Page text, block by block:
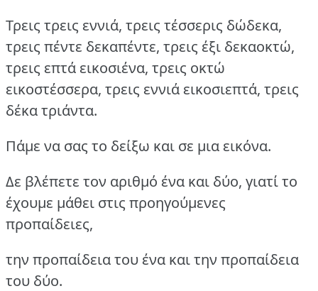
Τρεις τρεις εννιά, τρεις τέσσερις δώδεκα,
τρεις πέντε δεκαπέντε, τρεις έξι δεκαοκτώ,
τρεις επτά εικοσιένα, τρεις οκτώ
εικοστέσσερα, τρεις εννιά εικοσιεπτά, τρεις
δέκα τριάντα.
Πάμε να σας το δείξω και σε μια εικόνα.
Δε βλέπετε τον αριθμό ένα και δύο, γιατί το
έχουμε μάθει στις προηγούμενες
προπαίδειες,
την προπαίδεια του ένα και την προπαίδεια
του δύο.